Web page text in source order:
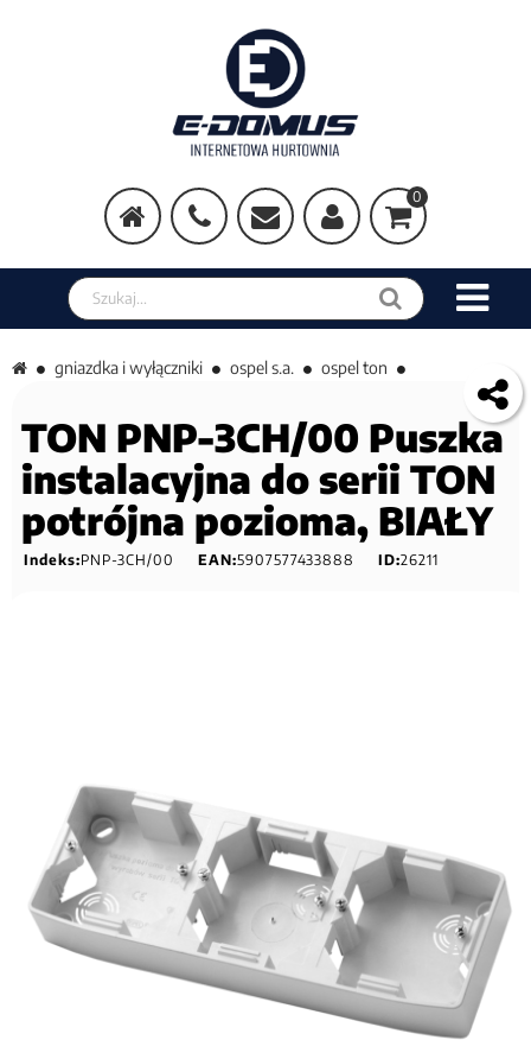
0
Szukaj w sklepie
gniazdka i wyłączniki ospel s.a. ospel ton
TON PNP-3CH/00 Puszka
instalacyjna do serii TON
potrójna pozioma, BIAŁY
Indeks:PNP-3CH/00 EAN:5907577433888 ID:26211